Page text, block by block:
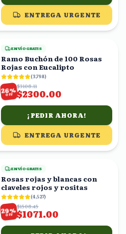
ENTREGA URGENTE
ENVÍO GRATIS
Ramo Buchón de 100 Rosas
Rojas con Eucalipto
(3,798)
26%
OFF
$3108.11
$2300.00
¡PEDIR AHORA!
ENTREGA URGENTE
ENVÍO GRATIS
Rosas rojas y blancas con
claveles rojos y rositas
(4,527)
29%
OFF
$1508.45
$1071.00